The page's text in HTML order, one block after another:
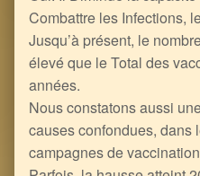
Combattre les Infections,
Jusqu’à présent, le
élevé que le Total des
années.
Nous constatons aussi
causes confondues, dans
campagnes de